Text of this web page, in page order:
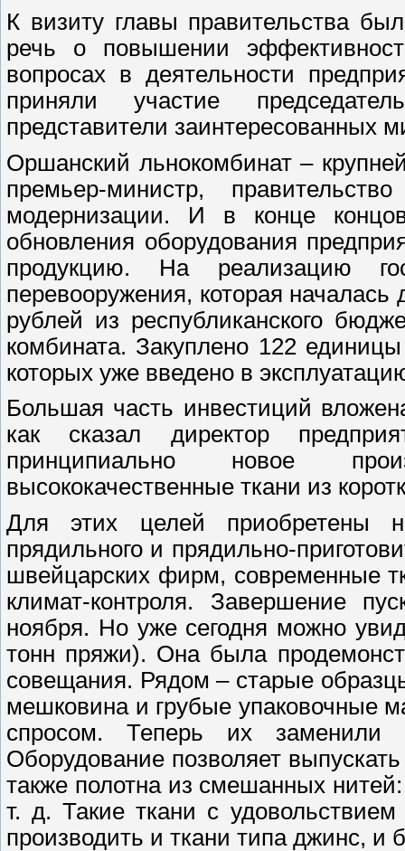
К визиту главы правительства
речь о повышении
вопросах в деятельности
приняли участие
представители заинтересованных
Оршанский льнокомбинат –
премьер-министр,
модернизации. И в конце
обновления оборудования
продукцию. На реализацию
перевооружения, которая
рублей из республиканского
комбината. Закуплено 122
которых уже введено в
Большая часть инвестиций
как сказал директор
принципиально новое
высококачественные ткани из
Для этих целей приобретены
прядильного и прядильно-
швейцарских фирм, современные
климат-контроля. Завершение
ноября. Но уже сегодня можно
тонн пряжи). Она была
совещания. Рядом – старые
мешковина и грубые упаковочные
спросом. Теперь их заменили
Оборудование позволяет
также полотна из смешанных
т. д. Такие ткани с
производить и ткани типа джинс, и